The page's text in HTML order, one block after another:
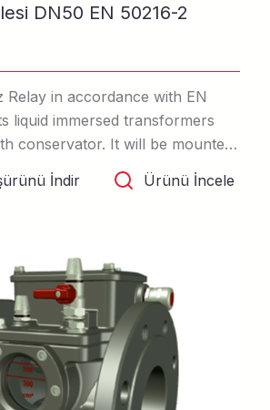
Buchholz Rölesi DN50 EN 50216-2
Relay in accordance with EN
liquid immersed transformers
conservator. It will be mounted
transformer and
İndir Ürünü İncele